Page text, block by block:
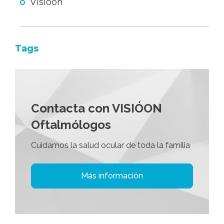
Visióon
Tags
Contacta con VISIÓON
Oftalmólogos
Cuidamos la salud ocular de toda la familia
Más información